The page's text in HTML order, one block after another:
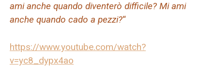
ami anche quando diventerò difficile? Mi ami
anche quando cado a pezzi?“
https://www.youtube.com/watch?
v=yc8_dypx4ao